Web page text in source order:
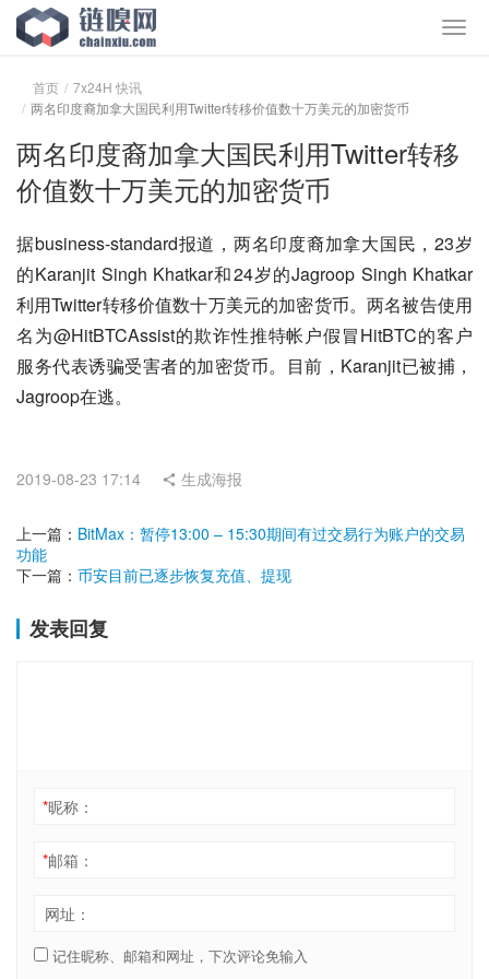
首页
7x24H 快讯
两名印度裔加拿大国民利用Twitter转移价值数十万美元的加密货币
两名印度裔加拿大国民利用Twitter转移
价值数十万美元的加密货币
据business-standard报道，两名印度裔加拿大国民，23岁
的Karanjit Singh Khatkar和24岁的Jagroop Singh Khatkar
利用Twitter转移价值数十万美元的加密货币。两名被告使用
名为@HitBTCAssist的欺诈性推特帐户假冒HitBTC的客户
服务代表诱骗受害者的加密货币。目前，Karanjit已被捕，
Jagroop在逃。
2019-08-23 17:14 生成海报
上一篇： BitMax：暂停13:00 – 15:30期间有过交易行为账户的交易
功能
下一篇： 币安目前已逐步恢复充值、提现
发表回复
*昵称：
*邮箱：
网址：
记住昵称、邮箱和网址，下次评论免输入